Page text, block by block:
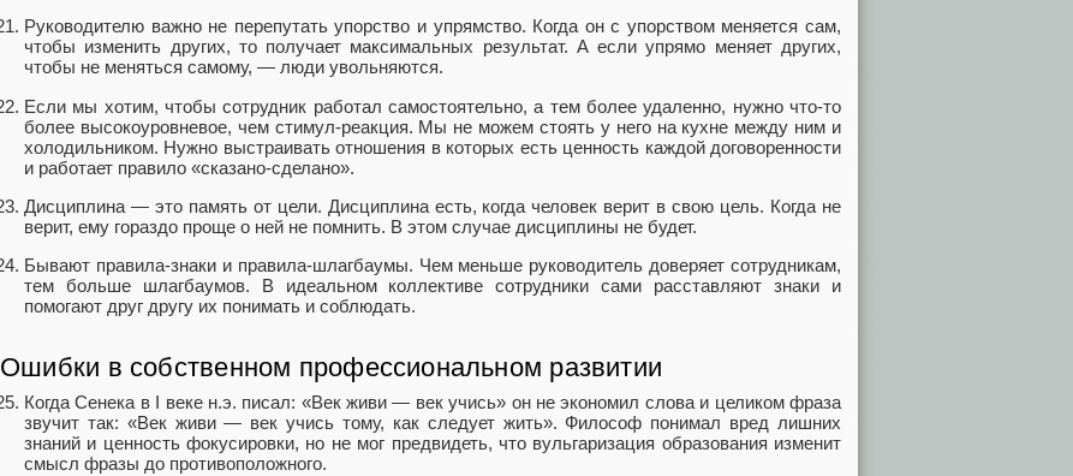
Руководителю важно не перепутать упорство и упрямство. Когда он с упорством меняется сам,
чтобы изменить других, то получает максимальных результат. А если упрямо меняет других,
чтобы не меняться самому, — люди увольняются.
Если мы хотим, чтобы сотрудник работал самостоятельно, а тем более удаленно, нужно что-то
более высокоуровневое, чем стимул-реакция. Мы не можем стоять у него на кухне между ним и
холодильником. Нужно выстраивать отношения в которых есть ценность каждой договоренности
и работает правило «сказано-сделано».
Дисциплина — это память от цели. Дисциплина есть, когда человек верит в свою цель. Когда не
верит, ему гораздо проще о ней не помнить. В этом случае дисциплины не будет.
Бывают правила-знаки и правила-шлагбаумы. Чем меньше руководитель доверяет сотрудникам,
тем больше шлагбаумов. В идеальном коллективе сотрудники сами расставляют знаки и
помогают друг другу их понимать и соблюдать.
Ошибки в собственном профессиональном развитии
Когда Сенека в I веке н.э. писал: «Век живи — век учись» он не экономил слова и целиком фраза
звучит так: «Век живи — век учись тому, как следует жить». Философ понимал вред лишних
знаний и ценность фокусировки, но не мог предвидеть, что вульгаризация образования изменит
смысл фразы до противоположного.